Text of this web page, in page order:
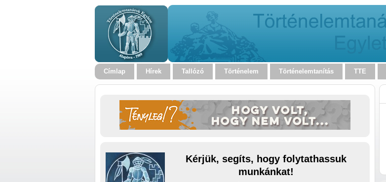
Címlap Hírek Tallózó Történelem Történelemtanítás TTE
Kérjük, segíts, hogy folytathassuk
munkánkat!